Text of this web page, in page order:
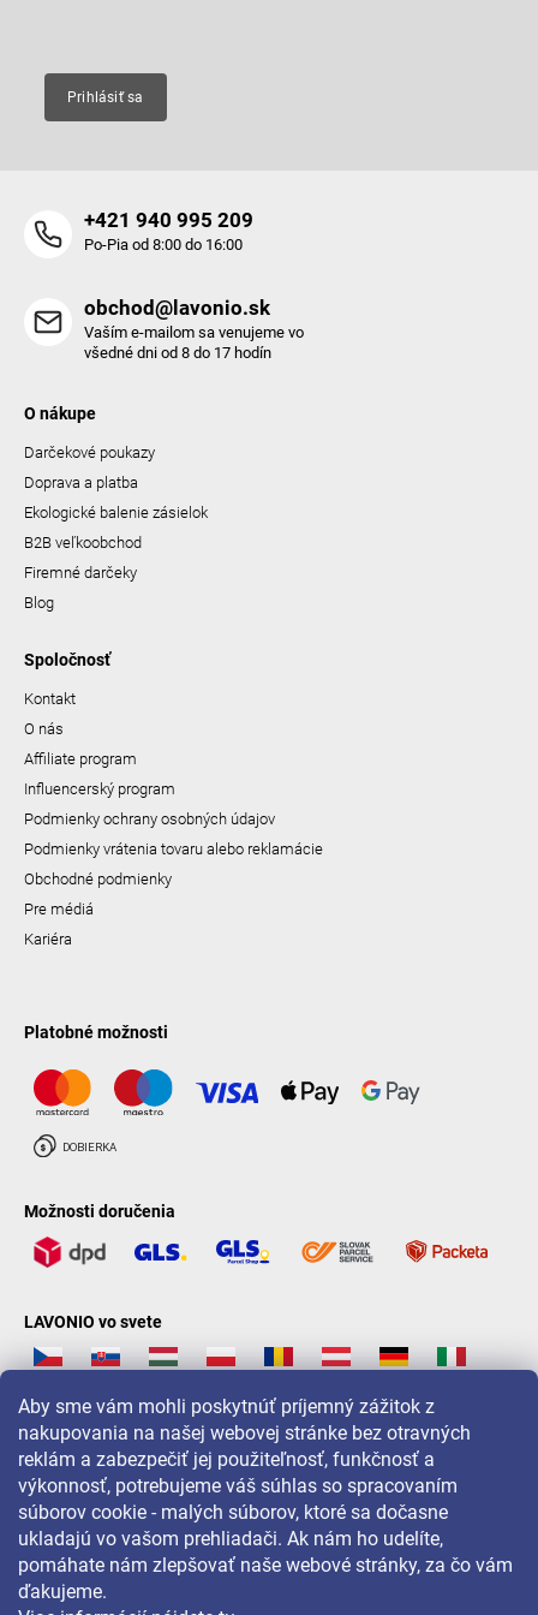
Aby sme vám mohli poskytnúť príjemný zážitok z
nakupovania na našej webovej stránke bez otravných
reklám a zabezpečiť jej použiteľnosť, funkčnosť a
výkonnosť, potrebujeme váš súhlas so spracovaním
súborov cookie - malých súborov, ktoré sa dočasne
ukladajú vo vašom prehliadači. Ak nám ho udelíte,
pomáhate nám zlepšovať naše webové stránky, za čo vám
ďakujeme.
Prihlásiť sa
+421 940 995 209
Po-Pia od 8:00 do 16:00
obchod@lavonio.sk
Vaším e-mailom sa venujeme vo
všedné dni od 8 do 17 hodín
O nákupe
Darčekové poukazy
Doprava a platba
Ekologické balenie zásielok
B2B veľkoobchod
Firemné darčeky
Blog
Spoločnosť
Kontakt
O nás
Affiliate program
Influencerský program
Podmienky ochrany osobných údajov
Podmienky vrátenia tovaru alebo reklamácie
Obchodné podmienky
Pre médiá
Kariéra
Platobné možnosti
Možnosti doručenia
LAVONIO vo svete
Pre akcie, súťaže a zľavy nás sledujte na: